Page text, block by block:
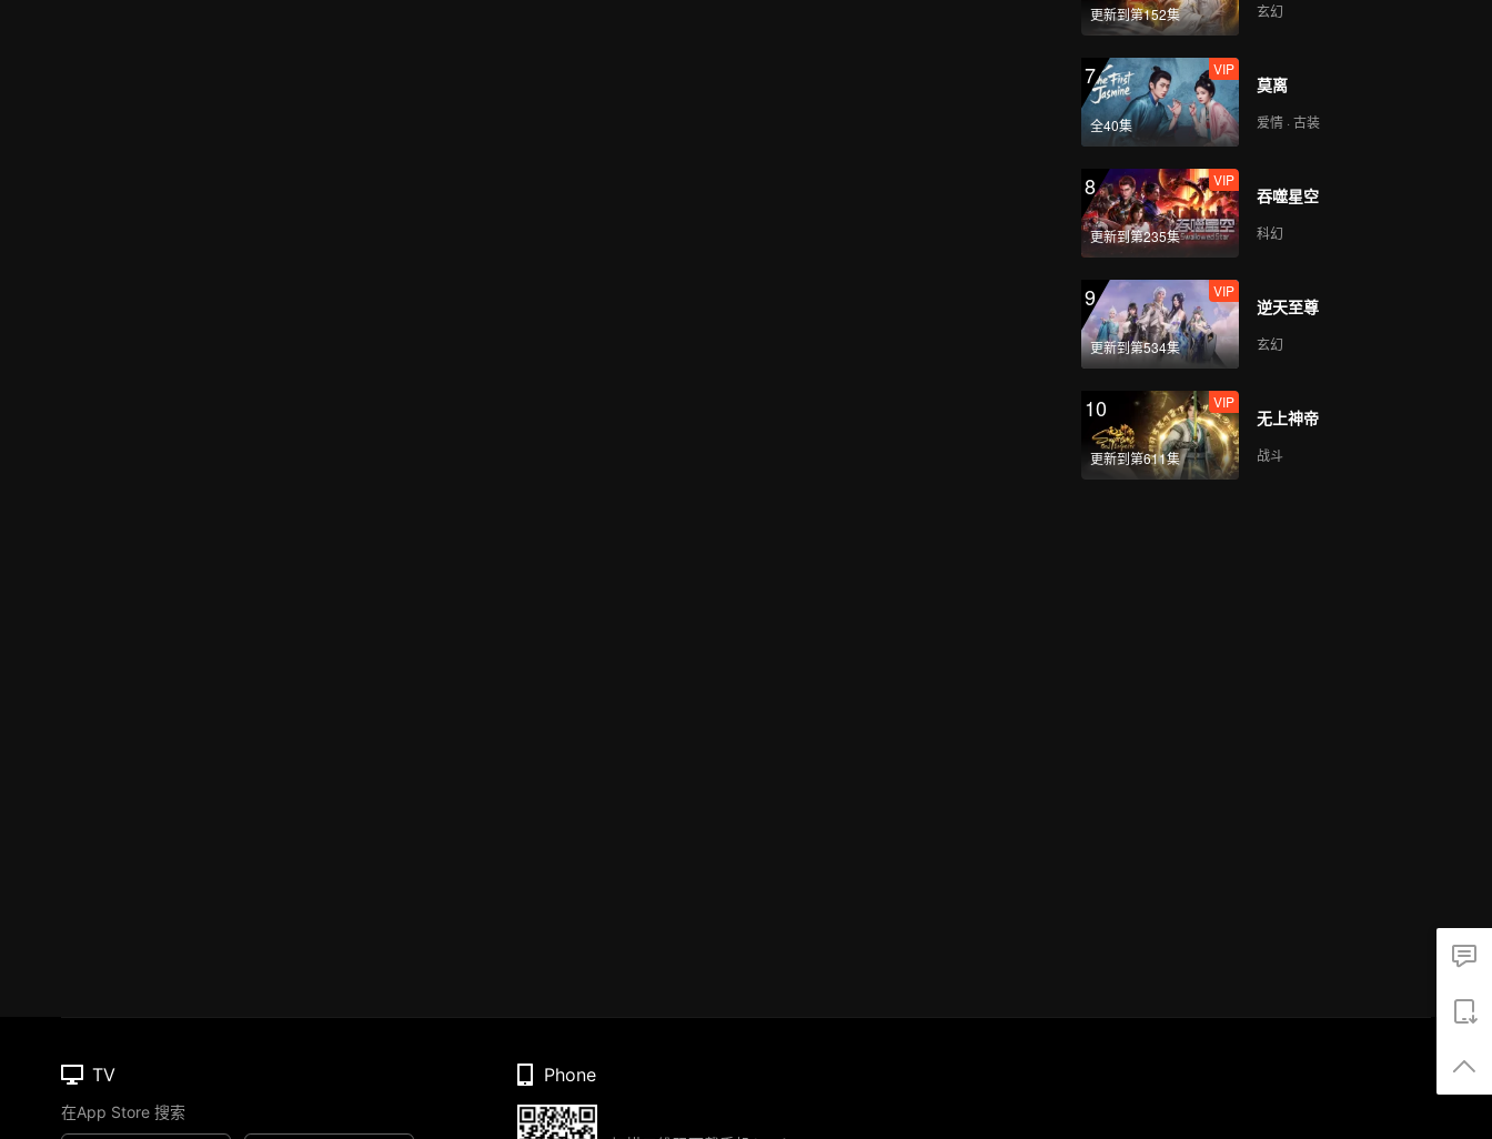
更新到第152集 玄幻
7
全40集
VIP
莫离
爱情 · 古装
8
更新到第235集
VIP
吞噬星空
科幻
9
更新到第534集
VIP
逆天至尊
玄幻
10
更新到第611集
VIP
无上神帝
战斗
TV
在App Store 搜索
Phone